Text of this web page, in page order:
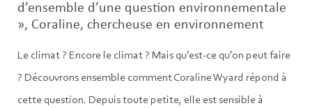
d’ensemble d’une question environnementale
», Coraline, chercheuse en environnement
Le climat ? Encore le climat ? Mais qu’est-ce qu’on peut faire
? Découvrons ensemble comment Coraline Wyard répond à
cette question. Depuis toute petite, elle est sensible à